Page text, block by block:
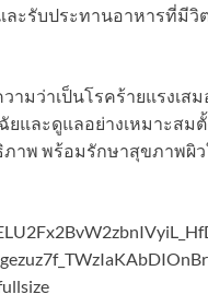
ะรับประทานอาหารที่มีวิ
มว่าเป็นโรคร้ายแรงเส
และดูแลอย่างเหมาะสม
าพ พร้อมรักษาสุขภาพผิว